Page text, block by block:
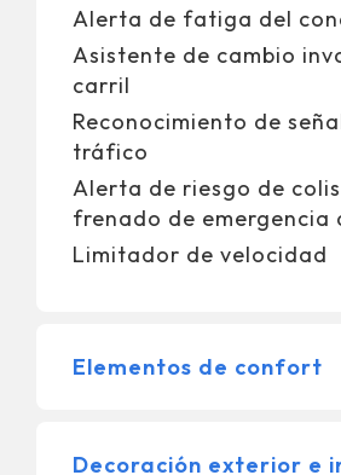
Alerta de fatiga del
Asistente de cambio
carril
Reconocimiento de
tráfico
Alerta de riesgo de
frenado de emergencia
Limitador de velocidad
Elementos de confort
Decoración exterior e